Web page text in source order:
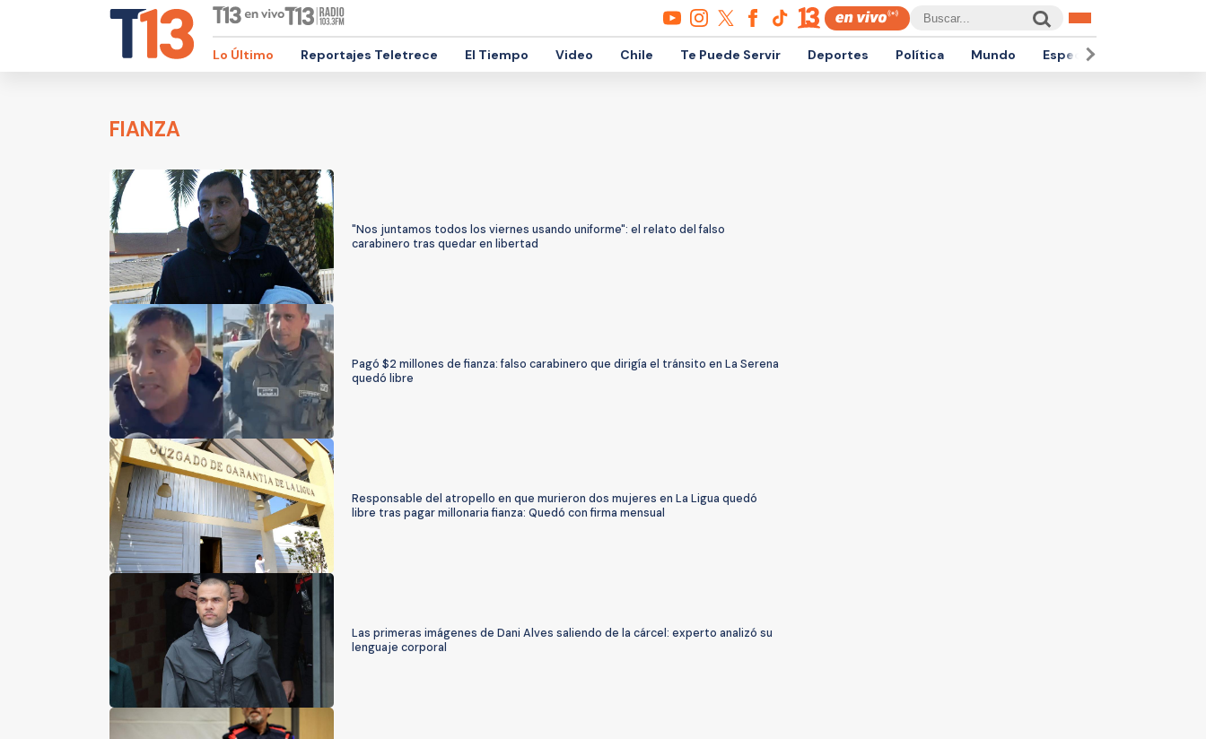
Lo Último Reportajes Teletrece El Tiempo Video Chile Te Puede Servir Deportes Política Mundo Espectáculos
FIANZA
"Nos juntamos todos los viernes usando uniforme": el relato del falso
carabinero tras quedar en libertad
Pagó $2 millones de fianza: falso carabinero que dirigía el tránsito en La Serena
quedó libre
Responsable del atropello en que murieron dos mujeres en La Ligua quedó
libre tras pagar millonaria fianza: Quedó con firma mensual
Las primeras imágenes de Dani Alves saliendo de la cárcel: experto analizó su
lenguaje corporal